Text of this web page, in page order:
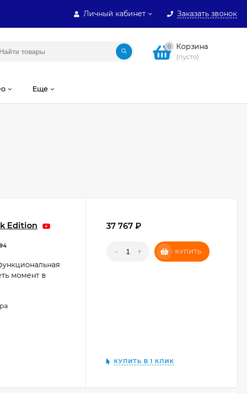
Личный кабинет Заказать звонок
0 Корзина
(пусто)
Еще
Edition
момент в
37 767
- + КУПИТЬ
КУПИТЬ В 1 КЛИК